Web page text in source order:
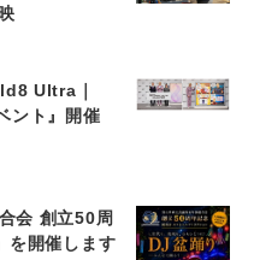
Ultra｜
ント』開催
会 創立50周
を開催します